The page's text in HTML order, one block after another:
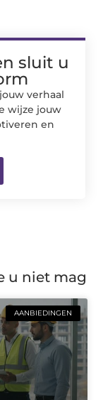
sluit u
verhaal
wijze jouw
en
u niet mag
AANBIEDINGEN